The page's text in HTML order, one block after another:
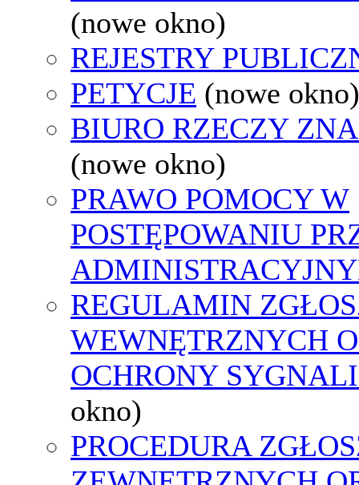
(nowe okno)
REJESTRY
PETYCJE (nowe okno)
BIURO RZECZY
(nowe okno)
PRAWO POMOCY W
POSTĘPOWANIU
REGULAMIN
WEWNĘTRZNYCH
OCHRONY
okno)
PROCEDURA